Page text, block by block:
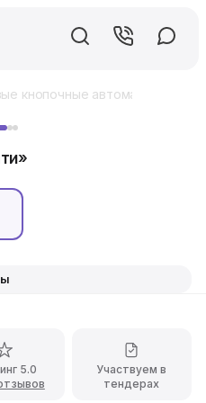
кнопочные автоматы
5.0
Участвуем в
тендерах